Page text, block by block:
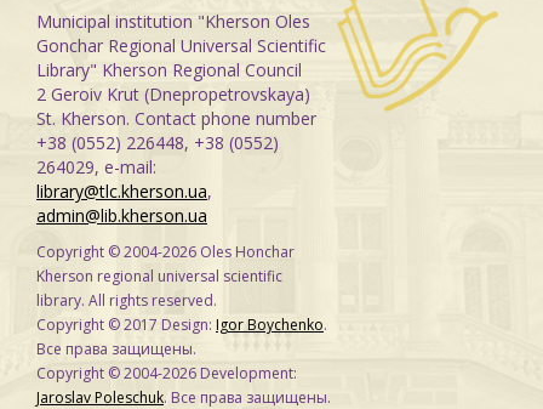
Municipal institution "Kherson Oles
Gonchar Regional Universal Scientific
Library" Kherson Regional Council
2 Geroiv Krut (Dnepropetrovskaya)
St. Kherson. Contact phone number
+38 (0552) 226448, +38 (0552)
264029, e-mail:
library@tlc.kherson.ua,
admin@lib.kherson.ua
Copyright © 2004-2026 Oles Honchar
Kherson regional universal scientific
library. All rights reserved.
Copyright © 2017 Design: Igor Boychenko.
Все права защищены.
Copyright © 2004-2026 Development:
Jaroslav Poleschuk. Все права защищены.